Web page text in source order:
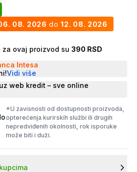
08. 2026 do 12. 08. 2026
ovaj proizvod su 390 RSD
Intesa
Vidi više
web kredit – sve online
*U zavisnosti od dostupnosti proizvoda,
opterećenja kurirskih službi ili drugih
nepredviđenih okolnosti, rok isporuke
može biti i duži.